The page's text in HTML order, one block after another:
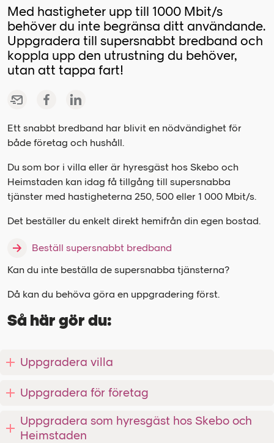
Med hastigheter upp till 1000 Mbit/s
behöver du inte begränsa ditt användande.
Uppgradera till supersnabbt bredband och
koppla upp den utrustning du behöver,
utan att tappa fart!
Ett snabbt bredband har blivit en nödvändighet för
både företag och hushåll.
Du som bor i villa eller är hyresgäst hos Skebo och
Heimstaden kan idag få tillgång till supersnabba
tjänster med hastigheterna 250, 500 eller 1 000 Mbit/s.
Det beställer du enkelt direkt hemifrån din egen bostad.
Beställ supersnabbt bredband
Kan du inte beställa de supersnabba tjänsterna?
Då kan du behöva göra en uppgradering först.
Så här gör du:
Uppgradera villa
Uppgradera för företag
Uppgradera som hyresgäst hos Skebo och
Heimstaden